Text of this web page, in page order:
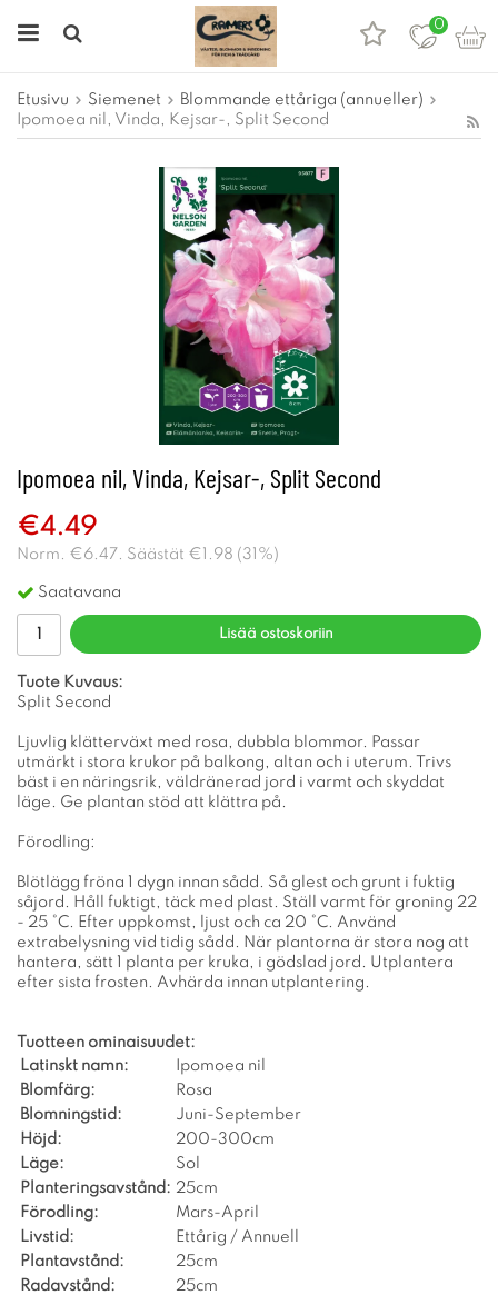
0
Etusivu Siemenet
Blommande ettåriga (annueller)
Ipomoea nil, Vinda, Kejsar-, Split Second
Ipomoea nil, Vinda, Kejsar-, Split Second
€4.49
Norm. €6.47 . Säästät €1.98 ( 31 %)
Saatavana
Lisää ostoskoriin
Tuote Kuvaus:
Split Second
Ljuvlig klätterväxt med rosa, dubbla blommor. Passar
utmärkt i stora krukor på balkong, altan och i uterum. Trivs
bäst i en näringsrik, väldränerad jord i varmt och skyddat
läge. Ge plantan stöd att klättra på.
Förodling:
Blötlägg fröna 1 dygn innan sådd. Så glest och grunt i fuktig
såjord. Håll fuktigt, täck med plast. Ställ varmt för groning 22
- 25 °C. Efter uppkomst, ljust och ca 20 °C. Använd
extrabelysning vid tidig sådd. När plantorna är stora nog att
hantera, sätt 1 planta per kruka, i gödslad jord. Utplantera
efter sista frosten. Avhärda innan utplantering.
Tuotteen ominaisuudet:
Latinskt namn:
Ipomoea nil
Blomfärg:
Rosa
Blomningstid:
Juni-September
Höjd:
200-300cm
Läge:
Sol
Planteringsavstånd: 25cm
Förodling:
Mars-April
Livstid:
Ettårig / Annuell
Plantavstånd:
25cm
Radavstånd:
25cm